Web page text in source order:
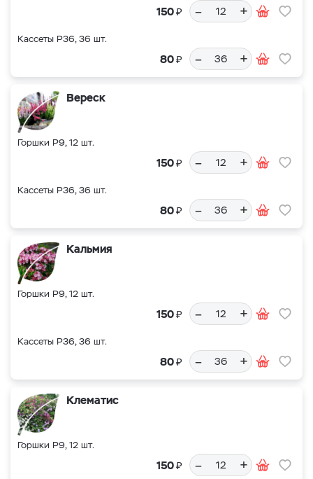
150₽ – +
Кассеты Р36, 36 шт.
80₽ – +
Вереск
Горшки Р9, 12 шт.
150₽ – +
Кассеты Р36, 36 шт.
80₽ – +
Кальмия
Горшки Р9, 12 шт.
150₽ – +
Кассеты Р36, 36 шт.
80₽ – +
Клематис
Горшки Р9, 12 шт.
150₽ – +